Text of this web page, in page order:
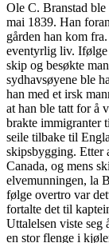
Ole C. Branstad
mai 1839. Han
gården han kom
eventyrlig liv.
skip og besøkte
sydhavsøyene ble
han med et irsk
at han ble tatt for å
brakte immigranter
seile tilbake til
skipsbygging. Etter
Canada, og mens
elvemunningen, la
følge overtro var
fortalte det til
Uttalelsen viste seg
en stor flenge i